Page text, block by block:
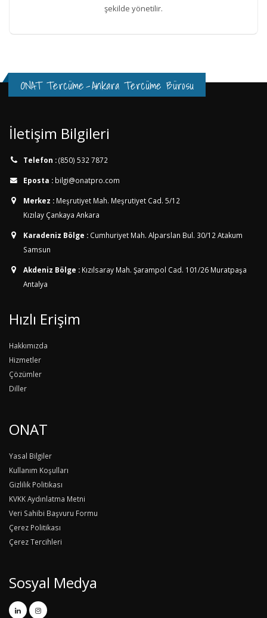
şekilde yönetilir.
ONAT Tercüme-Ankara Tercüme Bürosu
İletişim Bilgileri
Telefon :(850) 532 7872
Eposta : bilgi@onatpro.com
Merkez : Meşrutiyet Mah. Meşrutiyet Cad. 5/12
Kızılay Çankaya Ankara
Karadeniz Bölge : Cumhuriyet Mah. Alparslan Bul. 30/12 Atakum
Samsun
Akdeniz Bölge : Kızılsaray Mah. Şarampol Cad. 101/26 Muratpaşa
Antalya
Hızlı Erişim
Hakkımızda
Hizmetler
Çözümler
Diller
ONAT
Yasal Bilgiler
Kullanım Koşulları
Gizlilik Politikası
KVKK Aydınlatma Metni
Veri Sahibi Başvuru Formu
Çerez Politikası
Çerez Tercihleri
Sosyal Medya